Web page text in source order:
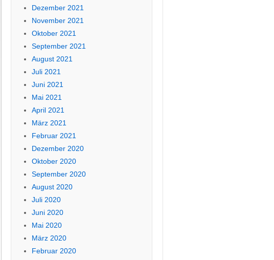
Dezember 2021
November 2021
Oktober 2021
September 2021
August 2021
Juli 2021
Juni 2021
Mai 2021
April 2021
März 2021
Februar 2021
Dezember 2020
Oktober 2020
September 2020
August 2020
Juli 2020
Juni 2020
Mai 2020
März 2020
Februar 2020